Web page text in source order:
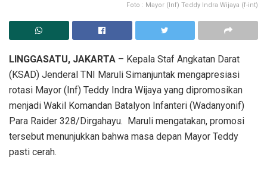
Foto : Mayor (Inf) Teddy Indra Wijaya (f-int)
LINGGASATU, JAKARTA – Kepala Staf Angkatan Darat
(KSAD) Jenderal TNI Maruli Simanjuntak mengapresiasi
rotasi Mayor (Inf) Teddy Indra Wijaya yang dipromosikan
menjadi Wakil Komandan Batalyon Infanteri (Wadanyonif)
Para Raider 328/Dirgahayu. Maruli mengatakan, promosi
tersebut menunjukkan bahwa masa depan Mayor Teddy
pasti cerah.